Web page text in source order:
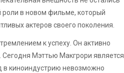
в новом фильме, который
актеров своего поколения.
к успеху. Он активно
Сегодня Мэттью Макгрори является
в киноиндустрию невозможно